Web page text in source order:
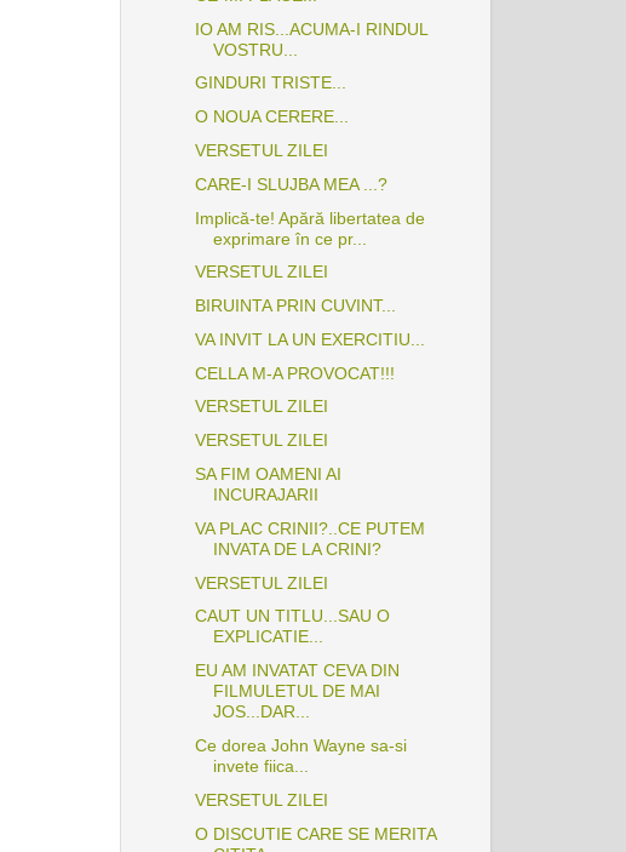
IO AM RIS...ACUMA-I RINDUL
VOSTRU...
GINDURI TRISTE...
O NOUA CERERE...
VERSETUL ZILEI
CARE-I SLUJBA MEA ...?
Implică-te! Apără libertatea de
exprimare în ce pr...
VERSETUL ZILEI
BIRUINTA PRIN CUVINT...
VA INVIT LA UN EXERCITIU...
CELLA M-A PROVOCAT!!!
VERSETUL ZILEI
VERSETUL ZILEI
SA FIM OAMENI AI
INCURAJARII
VA PLAC CRINII?..CE PUTEM
INVATA DE LA CRINI?
VERSETUL ZILEI
CAUT UN TITLU...SAU O
EXPLICATIE...
EU AM INVATAT CEVA DIN
FILMULETUL DE MAI
JOS...DAR...
Ce dorea John Wayne sa-si
invete fiica...
VERSETUL ZILEI
O DISCUTIE CARE SE MERITA